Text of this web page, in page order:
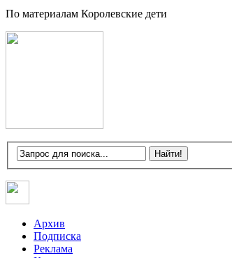
По материалам Королевские дети
Архив
Подписка
Реклама